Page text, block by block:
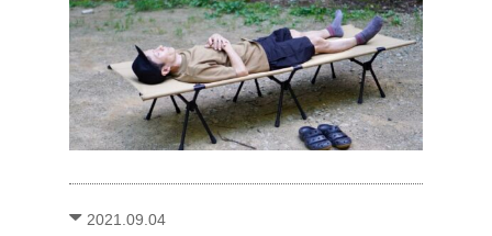
2021.09.04